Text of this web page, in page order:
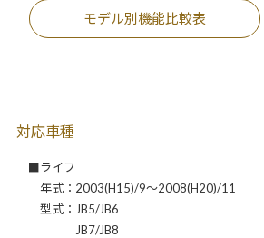
モデル別機能比較表
対応車種
■ライフ
年式：2003(H15)/9～2008(H20)/11
型式：JB5/JB6
JB7/JB8